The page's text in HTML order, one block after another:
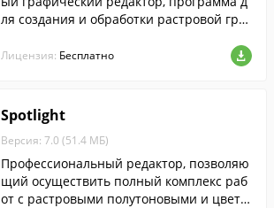
ля создания и обработки растровой гра
векторной графикой....
Лицензия: Бесплатно
Spotlight
Версия: 7.0 (51.4 МБ)
Профессиональный редактор, позволяю
щий осуществить полный комплекс раб
от с растровыми полутоновыми и цветн